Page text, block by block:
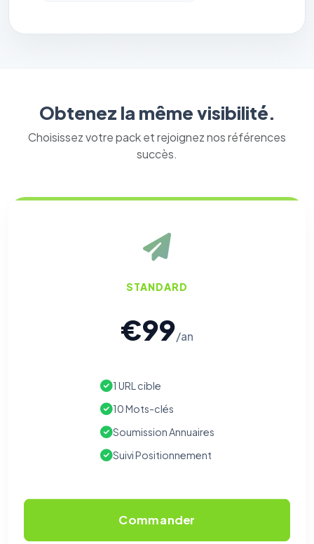
Obtenez la même visibilité.
Choisissez votre pack et rejoignez nos références
succès.
STANDARD
€99/an
1 URL cible
10 Mots-clés
Soumission Annuaires
Suivi Positionnement
Commander